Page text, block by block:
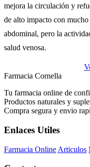
mejora la circulación y
de alto impacto con
abdominal, pero la
salud venosa.
Farmacia Cornella
Tu farmacia online de
Productos naturales y
Compra segura y envio
Enlaces Utiles
Farmacia Online Articulos